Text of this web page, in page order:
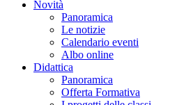
Novità
Panoramica
Le notizie
Calendario eventi
Albo online
Didattica
Panoramica
Offerta Formativa